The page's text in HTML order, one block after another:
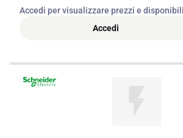
Accedi per visualizzare prezzi e
Accedi